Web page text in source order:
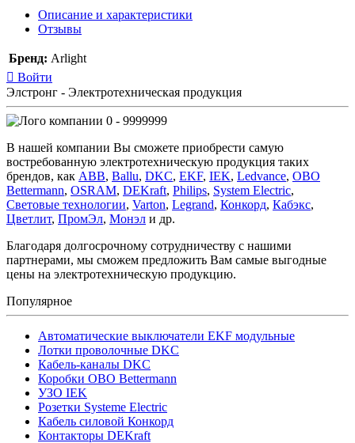
Описание и характеристики
Отзывы
Бренд: Arlight
Войти
Элстронг - Электротехническая продукция
0 - 9999999
В нашей компании Вы сможете приобрести самую
востребованную электротехническую продукция таких
брендов, как ABB, Ballu, DKC, EKF, IEK, Ledvance, OBO
Bettermann, OSRAM, DEKraft, Philips, System Electric,
Световые технологии, Varton, Legrand, Конкорд, Кабэкс,
Цветлит, ПромЭл, Монэл и др.
Благодаря долгосрочному сотрудничеству с нашими
партнерами, мы сможем предложить Вам самые выгодные
цены на электротехническую продукцию.
Популярное
Автоматические выключатели EKF модульные
Лотки проволочные DKC
Кабель-каналы DKC
Коробки OBO Bettermann
УЗО IEK
Розетки Systeme Electric
Кабель силовой Конкорд
Контакторы DEKraft